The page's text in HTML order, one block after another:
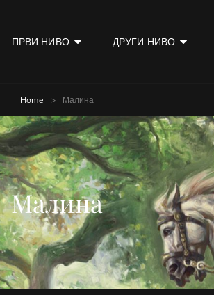
ПРВИ НИВО ДРУГИ НИВО
Home > Малина
Малина